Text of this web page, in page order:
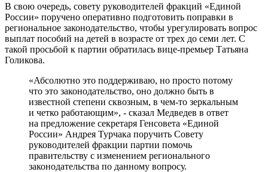
В свою очередь, совету руководителей фракций «Единой
России» поручено оперативно подготовить поправки в
региональное законодательство, чтобы урегулировать вопрос
выплат пособий на детей в возрасте от трех до семи лет. С
такой просьбой к партии обратилась вице-премьер Татьяна
Голикова.
«Абсолютно это поддерживаю, но просто потому
что это законодательство, оно должно быть в
известной степени сквозным, в чем-то зеркальным
и четко работающим», - сказал Медведев в ответ
на предложение секретаря Генсовета «Единой
России» Андрея Турчака поручить Совету
руководителей фракции партии помочь
правительству с изменением регионального
законодательства по данному вопросу.